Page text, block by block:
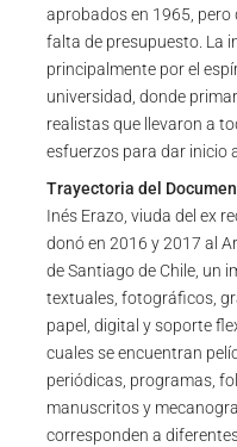
aprobados en 1965,
falta de presupuesto. La
principalmente por el
universidad, donde
realistas que llevaron a
esfuerzos para dar inicio
Trayectoria del
Inés Erazo, viuda del ex
donó en 2016 y 2017 al
de Santiago de Chile, un
textuales, fotográficos,
papel, digital y soporte
cuales se encuentran
periódicas, programas,
manuscritos y
corresponden a